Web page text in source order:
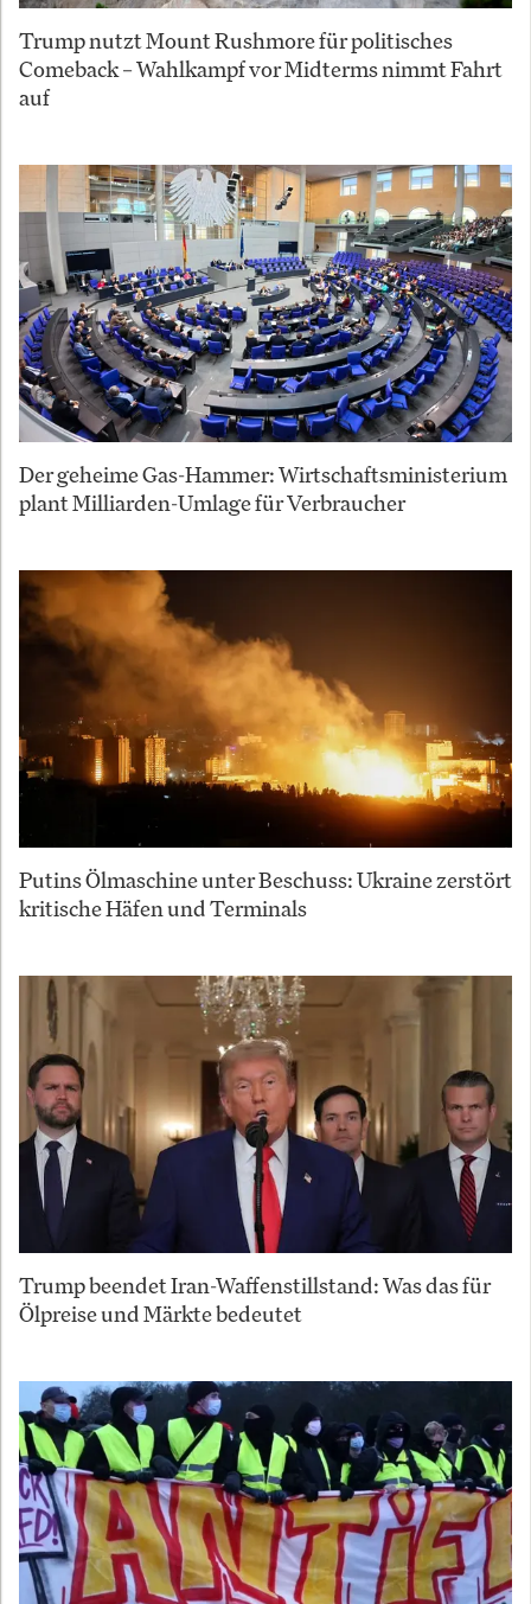
Trump nutzt Mount Rushmore für politisches
Comeback – Wahlkampf vor Midterms nimmt Fahrt
auf
Der geheime Gas-Hammer: Wirtschaftsministerium
plant Milliarden-Umlage für Verbraucher
Putins Ölmaschine unter Beschuss: Ukraine zerstört
kritische Häfen und Terminals
Trump beendet Iran-Waffenstillstand: Was das für
Ölpreise und Märkte bedeutet